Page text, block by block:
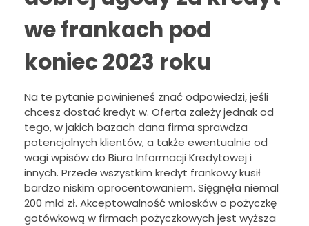
we frankach pod
koniec 2023 roku
Na te pytanie powinieneś znać odpowiedzi, jeśli
chcesz dostać kredyt w. Oferta zależy jednak od
tego, w jakich bazach dana firma sprawdza
potencjalnych klientów, a także ewentualnie od
wagi wpisów do Biura Informacji Kredytowej i
innych. Przede wszystkim kredyt frankowy kusił
bardzo niskim oprocentowaniem. Sięgnęła niemal
200 mld zł. Akceptowalność wniosków o pożyczkę
gotówkową w firmach pożyczkowych jest wyższa